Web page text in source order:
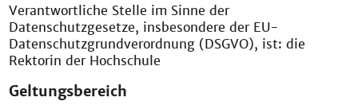
Verantwortliche Stelle im Sinne der
Datenschutzgesetze, insbesondere der EU-
Datenschutzgrundverordnung (DSGVO), ist: die
Rektorin der Hochschule
Geltungsbereich